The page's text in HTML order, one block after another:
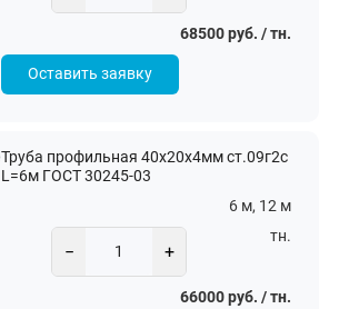
68500 руб. / тн.
Оставить заявку
Труба профильная 40х20х4мм ст.09г2с
L=6м ГОСТ 30245-03
6 м, 12 м
− +
тн.
66000 руб. / тн.